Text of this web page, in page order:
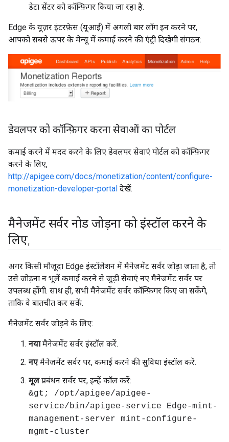
डेटा सेंटर को कॉन्फ़िगर किया जा रहा है.
Edge के यूज़र इंटरफ़ेस (यूआई) में अगली बार लॉग इन करने पर,
आपको सबसे ऊपर के मेन्यू में कमाई करने की एंट्री दिखेगी संगठन:
डेवलपर को कॉन्फ़िगर करना सेवाओं का पोर्टल
कमाई करने में मदद करने के लिए डेवलपर सेवाएं पोर्टल को कॉन्फ़िगर
करने के लिए,
http://apigee.com/docs/monetization/content/configure-
monetization-developer-portal देखें.
मैनेजमेंट सर्वर नोड जोड़ना को इंस्टॉल करने के
लिए,
अगर किसी मौजूदा Edge इंस्टॉलेशन में मैनेजमेंट सर्वर जोड़ा जाता है, तो
उसे जोड़ना न भूलें कमाई करने से जुड़ी सेवाएं नए मैनेजमेंट सर्वर पर
उपलब्ध होंगी. साथ ही, सभी मैनेजमेंट सर्वर कॉन्फ़िगर किए जा सकेंगे,
ताकि वे बातचीत कर सकें.
मैनेजमेंट सर्वर जोड़ने के लिए:
नयामैनेजमेंट सर्वर इंस्टॉल करें.
नएमैनेजमेंट सर्वर पर, कमाई करने की सुविधा इंस्टॉल करें.
मूलप्रबंधन सर्वर पर, इन्हें कॉल करें:
&gt; /opt/apigee/apigee-
service/bin/apigee-service Edge-mint-
management-server mint-configure-
mgmt-cluster